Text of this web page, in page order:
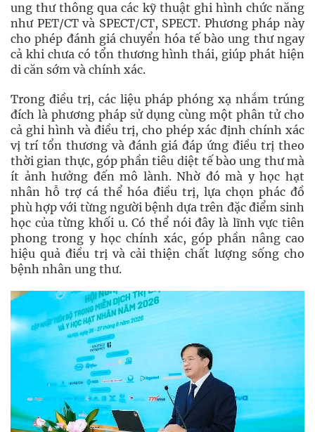
ung thư thông qua các kỹ thuật ghi hình chức năng
như PET/CT và SPECT/CT, SPECT. Phương pháp này
cho phép đánh giá chuyển hóa tế bào ung thư ngay
cả khi chưa có tổn thương hình thái, giúp phát hiện
di căn sớm và chính xác.
Trong điều trị, các liệu pháp phóng xạ nhắm trúng
đích là phương pháp sử dụng cùng một phân tử cho
cả ghi hình và điều trị, cho phép xác định chính xác
vị trí tổn thương và đánh giá đáp ứng điều trị theo
thời gian thực, góp phần tiêu diệt tế bào ung thư mà
ít ảnh hưởng đến mô lành. Nhờ đó mà y học hạt
nhân hỗ trợ cá thể hóa điều trị, lựa chọn phác đồ
phù hợp với từng người bệnh dựa trên đặc điểm sinh
học của từng khối u. Có thể nói đây là lĩnh vực tiên
phong trong y học chính xác, góp phần nâng cao
hiệu quả điều trị và cải thiện chất lượng sống cho
bệnh nhân ung thư.